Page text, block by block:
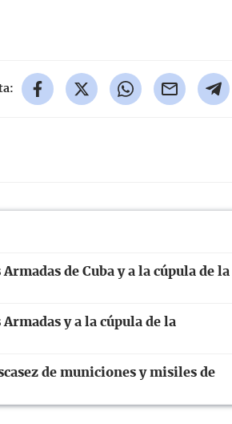
de Cuba y a la cúpula de la
y a la cúpula de la
de municiones y misiles de